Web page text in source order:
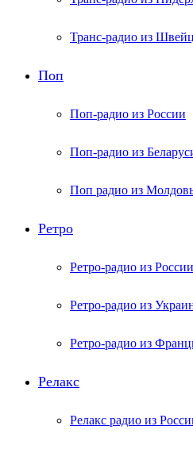
Транс-радио из
Поп
Поп-радио из России
Поп-радио из
Поп радио из
Ретро
Ретро-радио из России
Ретро-радио из
Ретро-радио из
Релакс
Релакс радио из